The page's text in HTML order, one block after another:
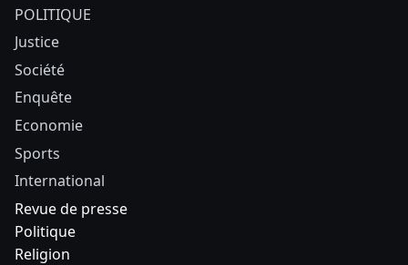
POLITIQUE
Justice
Société
Enquête
Economie
Sports
International
Revue de presse
Politique
Religion